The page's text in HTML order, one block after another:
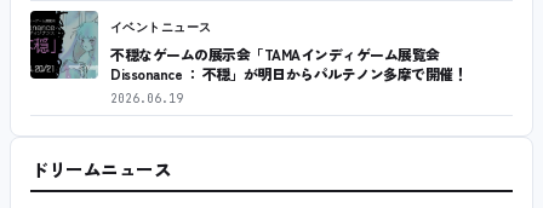
イベントニュース
不穏なゲームの展示会「TAMAインディゲーム展覧会
Dissonance ： 不穏」が明日からパルテノン多摩で開催！
2026.06.19
ドリームニュース